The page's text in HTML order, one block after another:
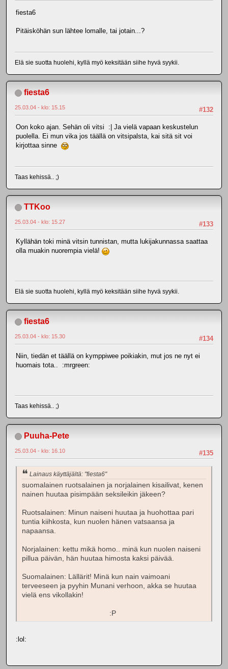
fiesta6
Pitäisköhän sun lähtee lomalle, tai jotain...?
Elä sie suotta huolehi, kyllä myö keksitään siihe hyvä syykii.
fiesta6
#132
25.03.04 - klo: 15.15
Oon koko ajan. Sehän oli vitsi :| Ja vielä vapaan keskustelun
puolella. Ei mun vika jos täällä on vitsipalsta, kai sitä sit voi
kirjottaa sinne
Taas kehissä.. ;)
TTKoo
#133
25.03.04 - klo: 15.27
Kyllähän toki minä vitsin tunnistan, mutta lukijakunnassa saattaa
olla muakin nuorempia vielä!
Elä sie suotta huolehi, kyllä myö keksitään siihe hyvä syykii.
fiesta6
#134
25.03.04 - klo: 15.30
Niin, tiedän et täällä on kymppiwee poikiakin, mut jos ne nyt ei
huomais tota.. :mrgreen:
Taas kehissä.. ;)
Puuha-Pete
#135
25.03.04 - klo: 16.10
Lainaus käyttäjältä: "fiesta6"
suomalainen ruotsalainen ja norjalainen kisailivat, kenen
nainen huutaa pisimpään seksileikin jäkeen?
Ruotsalainen: Minun naiseni huutaa ja huohottaa pari
tuntia kiihkosta, kun nuolen hänen vatsaansa ja
napaansa.
Norjalainen: kettu mikä homo.. minä kun nuolen naiseni
pillua päivän, hän huutaa himosta kaksi päivää.
Suomalainen: Lällärit! Minä kun nain vaimoani
terveeseen ja pyyhin Munani verhoon, akka se huutaa
vielä ens vikollakin!
:P
:lol: